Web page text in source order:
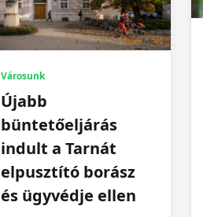
Városunk
Újabb
büntetőeljárás
indult a Tarnát
elpusztító borász
és ügyvédje ellen